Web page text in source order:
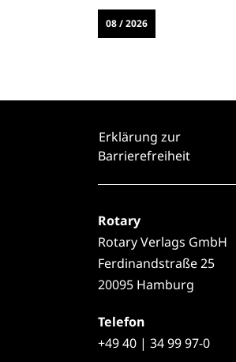
08 / 2026
Erklärung zur
Barrierefreiheit
Rotary
Rotary Verlags GmbH
Ferdinandstraße 25
20095 Hamburg
Telefon
+4940 | 34 99 97-0